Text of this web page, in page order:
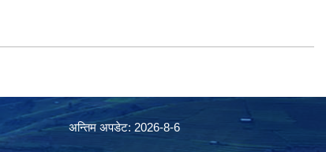
अन्तिम अपडेट: 2026-8-6